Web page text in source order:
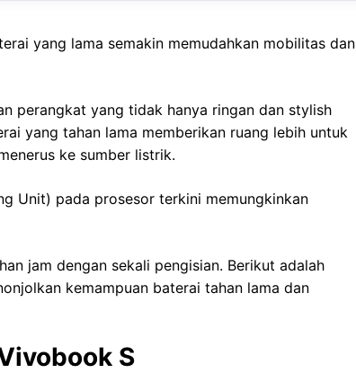
yang lama semakin memudahkan mobilitas dan
perangkat yang tidak hanya ringan dan stylish
yang tahan lama memberikan ruang lebih untuk
ke sumber listrik.
Unit) pada prosesor terkini memungkinkan
jam dengan sekali pengisian. Berikut adalah
kemampuan baterai tahan lama dan
S